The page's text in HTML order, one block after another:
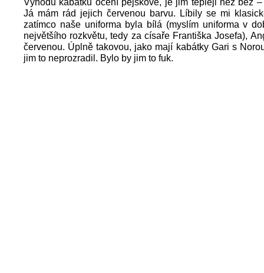
Já mám rád jejich červenou barvu. Líbily se mi
zatímco naše uniforma byla bílá (myslím uniforma v
největšího rozkvětu, tedy za císaře Františka Josefa),
červenou. Úplně takovou, jako mají kabátky Gari s
jim to neprozradil. Bylo by jim to fuk.